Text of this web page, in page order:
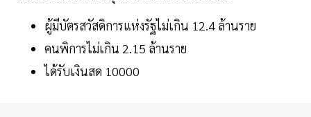
ผู้มีบัตรสวัสดิการแห่งรัฐไม่เกิน 12.4 ล้านราย
คนพิการไม่เกิน 2.15 ล้านราย
ได้รับเงินสด 10000